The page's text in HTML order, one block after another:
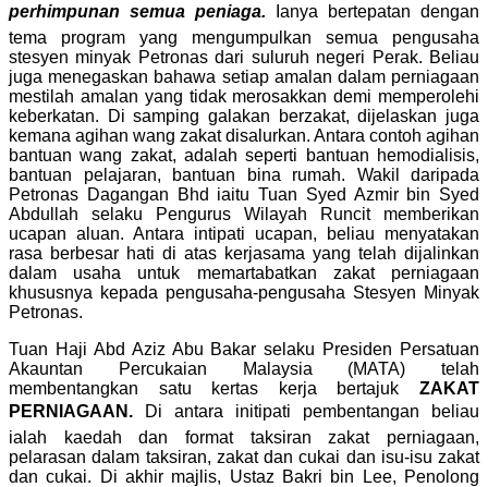
perhimpunan semua peniaga. Ianya bertepatan dengan
tema program yang mengumpulkan semua pengusaha
stesyen minyak Petronas dari suluruh negeri Perak. Beliau
juga menegaskan bahawa setiap amalan dalam perniagaan
mestilah amalan yang tidak merosakkan demi memperolehi
keberkatan. Di samping galakan berzakat, dijelaskan juga
kemana agihan wang zakat disalurkan. Antara contoh agihan
bantuan wang zakat, adalah seperti bantuan hemodialisis,
bantuan pelajaran, bantuan bina rumah. Wakil daripada
Petronas Dagangan Bhd iaitu Tuan Syed Azmir bin Syed
Abdullah selaku Pengurus Wilayah Runcit memberikan
ucapan aluan. Antara intipati ucapan, beliau menyatakan
rasa berbesar hati di atas kerjasama yang telah dijalinkan
dalam usaha untuk memartabatkan zakat perniagaan
khususnya kepada pengusaha-pengusaha Stesyen Minyak
Petronas.
Tuan Haji Abd Aziz Abu Bakar selaku Presiden Persatuan
Akauntan Percukaian Malaysia (MATA) telah
membentangkan satu kertas kerja bertajuk ZAKAT
PERNIAGAAN.
Di antara initipati pembentangan beliau
ialah kaedah dan format taksiran zakat perniagaan,
pelarasan dalam taksiran, zakat dan cukai dan isu-isu zakat
dan cukai. Di akhir majlis, Ustaz Bakri bin Lee, Penolong